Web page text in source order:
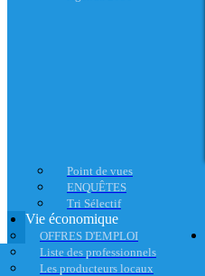
Point de vues
ENQUÊTES
Tri Sélectif
Vie économique
OFFRES D'EMPLOI
Liste des professionnels
Les producteurs locaux